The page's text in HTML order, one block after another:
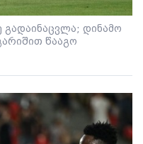
გადაინაცვლა; დინამო
წააგო